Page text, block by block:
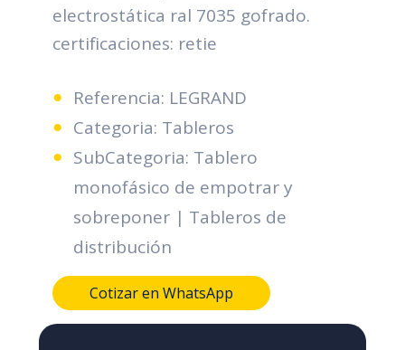
electrostática ral 7035 gofrado.
certificaciones: retie
Referencia: LEGRAND
Categoria: Tableros
SubCategoria: Tablero
monofásico de empotrar y
sobreponer | Tableros de
distribución
Cotizar en WhatsApp